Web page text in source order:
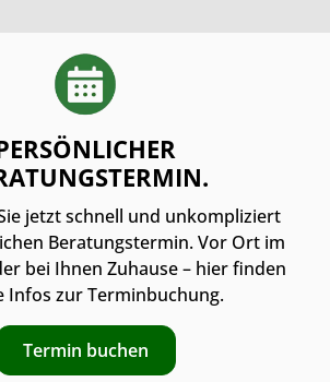
jetzt schnell und unkompliziert
Beratungstermin. Vor Ort im
bei Ihnen Zuhause – hier finden
Infos zur Terminbuchung.
Termin buchen